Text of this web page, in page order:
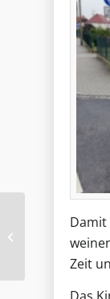
Damit
Zeit
Baumaßnahme
Inwertsetzung
Schwemmteich-